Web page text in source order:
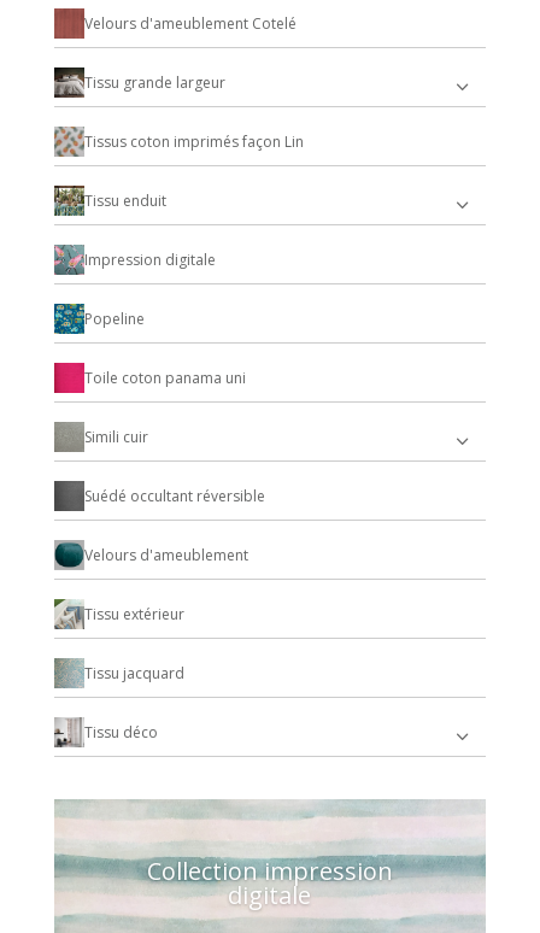
Velours d'ameublement Cotelé
Tissu grande largeur
Tissus coton imprimés façon Lin
Tissu enduit
Impression digitale
Popeline
Toile coton panama uni
Simili cuir
Suédé occultant réversible
Velours d'ameublement
Tissu extérieur
Tissu jacquard
Tissu déco
Collection impression
digitale